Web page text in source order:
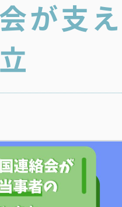
が支